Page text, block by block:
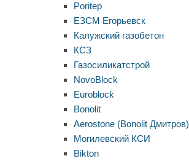
Poritep
ЕЗСМ Егорьевск
Калужский газобетон
КСЗ
Газосиликатстрой
NovoBlock
Euroblock
Bonolit
Aerostone (Bonolit Дмитров)
Могилевский КСИ
Bikton